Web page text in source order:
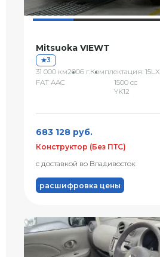
Mitsuoka VIEWT
3
31 000 км2006 г.Комплектация: 15LX
FAT AAC
1500 сс
YK12
683 128 руб.
Конструктор (Без ПТС)
с доставкой во Владивосток
расшифровка цены